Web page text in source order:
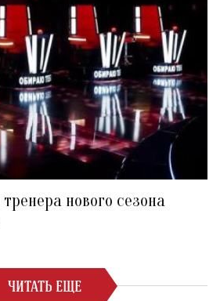
нового сезона
ЧИТАТЬ ЕЩЕ